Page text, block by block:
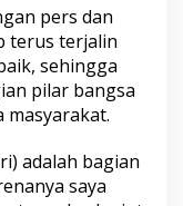
pers dan
terus terjalin
sehingga
pilar bangsa
masyarakat.
adalah bagian
saya